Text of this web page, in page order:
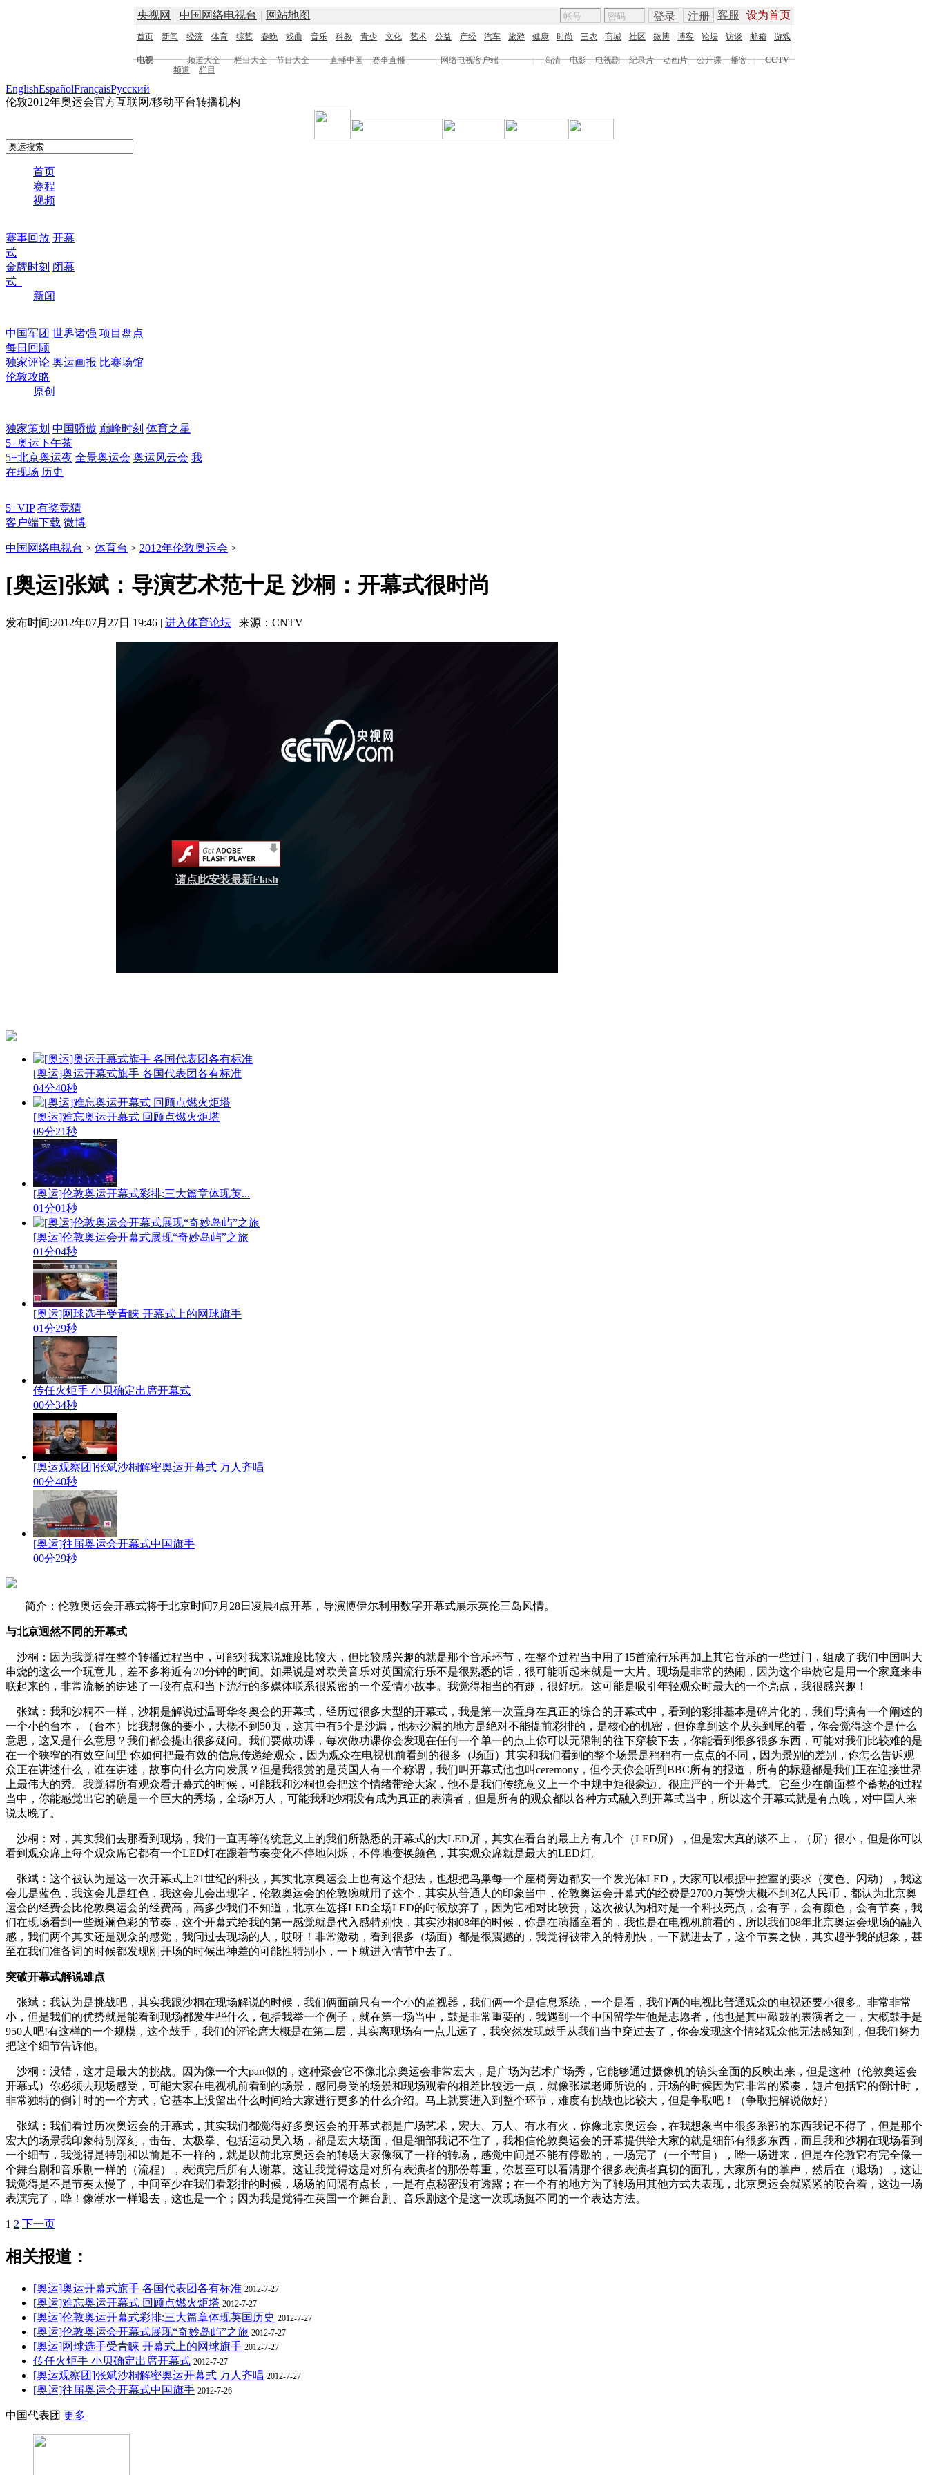
央视网 | 中国网络电视台 | 网站地图 客服 设为首页
登录 注册
首页 新闻 经济 体育 综艺 春晚 戏曲 音乐 科教 青少 文化 艺术 公益 产经 汽车 旅游 健康 时尚 三农 商城 社区 微博 博客 论坛 访谈 邮箱 游戏
电视 频道大全 栏目大全 节目大全 直播中国 赛事直播 网络电视客户端 | 高清 电影 电视剧 纪录片 动画片 公开课 播客 |
CCTV
频道
栏目
EnglishEspañolFrançaisPусский
伦敦2012年奥运会官方互联网/移动平台转播机构
首页
赛程
视频
赛事回放 开幕
式
金牌时刻 闭幕
式
新闻
中国军团 世界诸强 项目盘点
每日回顾
独家评论 奥运画报 比赛场馆
伦敦攻略
原创
独家策划 中国骄傲 巅峰时刻 体育之星
5+奥运下午茶
5+北京奥运夜 全景奥运会 奥运风云会 我
在现场 历史
5+VIP 有奖竞猜
客户端下载 微博
中国网络电视台 > 体育台 > 2012年伦敦奥运会 >
[奥运]张斌：导演艺术范十足 沙桐：开幕式很时尚
发布时间:2012年07月27日 19:46 | 进入体育论坛 | 来源：CNTV
请点此安装最新Flash
[奥运]奥运开幕式旗手 各国代表团各有标准
04分40秒
[奥运]难忘奥运开幕式 回顾点燃火炬塔
09分21秒
[奥运]伦敦奥运开幕式彩排:三大篇章体现英...
01分01秒
[奥运]伦敦奥运会开幕式展现“奇妙岛屿”之旅
01分04秒
[奥运]网球选手受青睐 开幕式上的网球旗手
01分29秒
传任火炬手 小贝确定出席开幕式
00分34秒
[奥运观察团]张斌沙桐解密奥运开幕式 万人齐唱
00分40秒
[奥运]往届奥运会开幕式中国旗手
00分29秒
简介：伦敦奥运会开幕式将于北京时间7月28日凌晨4点开幕，导演博伊尔利用数字开幕式展示英伦三岛风情。
与北京迥然不同的开幕式
沙桐：因为我觉得在整个转播过程当中，可能对我来说难度比较大，但比较感兴趣的就是那个音乐环节，在整个过程当中用了15首流行乐再加上其它音乐的一些过门，组成了我们中国叫大
串烧的这么一个玩意儿，差不多将近有20分钟的时间。如果说是对欧美音乐对英国流行乐不是很熟悉的话，很可能听起来就是一大片。现场是非常的热闹，因为这个串烧它是用一个家庭来串
联起来的，非常流畅的讲述了一段有点和当下流行的多媒体联系很紧密的一个爱情小故事。我觉得相当的有趣，很好玩。这可能是吸引年轻观众时最大的一个亮点，我很感兴趣！
张斌：我和沙桐不一样，沙桐是解说过温哥华冬奥会的开幕式，经历过很多大型的开幕式，我是第一次置身在真正的综合的开幕式中，看到的彩排基本是碎片化的，我们导演有一个阐述的
一个小的台本，（台本）比我想像的要小，大概不到50页，这其中有5个是沙漏，他标沙漏的地方是绝对不能提前彩排的，是核心的机密，但你拿到这个从头到尾的看，你会觉得这个是什么
意思，这又是什么意思？我们都会提出很多疑问。我们要做功课，每次做功课你会发现在任何一个单一的点上你可以无限制的往下穿梭下去，你能看到很多很多东西，可能对我们比较难的是
在一个狭窄的有效空间里 你如何把最有效的信息传递给观众，因为观众在电视机前看到的很多（场面）其实和我们看到的整个场景是稍稍有一点点的不同，因为景别的差别，你怎么告诉观
众正在讲述什么，谁在讲述，故事向什么方向发展？但是我很赏的是英国人有一个称谓，我们叫开幕式他也叫ceremony，但今天你会听到BBC所有的报道，所有的标题都是我们正在迎接世界
上最伟大的秀。我觉得所有观众看开幕式的时候，可能我和沙桐也会把这个情绪带给大家，他不是我们传统意义上一个中规中矩很豪迈、很庄严的一个开幕式。它至少在前面整个蓄热的过程
当中，你能感觉出它的确是一个巨大的秀场，全场8万人，可能我和沙桐没有成为真正的表演者，但是所有的观众都以各种方式融入到开幕式当中，所以这个开幕式就是有点晚，对中国人来
说太晚了。
沙桐：对，其实我们去那看到现场，我们一直再等传统意义上的我们所熟悉的开幕式的大LED屏，其实在看台的最上方有几个（LED屏），但是宏大真的谈不上，（屏）很小，但是你可以
看到观众席上每个观众席它都有一个LED灯在跟着节奏变化不停地闪烁，不停地变换颜色，其实观众席就是最大的LED灯。
张斌：这个被认为是这一次开幕式上21世纪的科技，其实北京奥运会上也有这个想法，也想把鸟巢每一个座椅旁边都安一个发光体LED，大家可以根据中控室的要求（变色、闪动），我这
会儿是蓝色，我这会儿是红色，我这会儿会出现字，伦敦奥运会的伦敦碗就用了这个，其实从普通人的印象当中，伦敦奥运会开幕式的经费是2700万英镑大概不到3亿人民币，都认为北京奥
运会的经费会比伦敦奥运会的经费高，高多少我们不知道，北京在选择LED全场LED的时候放弃了，因为它相对比较贵，这次被认为相对是一个科技亮点，会有字，会有颜色，会有节奏，我
们在现场看到一些斑斓色彩的节奏，这个开幕式给我的第一感觉就是代入感特别快，其实沙桐08年的时候，你是在演播室看的，我也是在电视机前看的，所以我们08年北京奥运会现场的融入
感，我们两个其实还是观众的感觉，我问过去现场的人，哎呀！非常激动，看到很多（场面）都是很震撼的，我觉得被带入的特别快，一下就进去了，这个节奏之快，其实超乎我的想象，甚
至在我们准备词的时候都发现刚开场的时候出神差的可能性特别小，一下就进入情节中去了。
突破开幕式解说难点
张斌：我认为是挑战吧，其实我跟沙桐在现场解说的时候，我们俩面前只有一个小的监视器，我们俩一个是信息系统，一个是看，我们俩的电视比普通观众的电视还要小很多。非常非常
小，但是我们的优势就是能看到现场都发生些什么，包括我举一个例子，就在第一场当中，鼓是非常重要的，我遇到一个中国留学生他是志愿者，他也是其中敲鼓的表演者之一，大概鼓手是
950人吧!有这样的一个规模，这个鼓手，我们的评论席大概是在第二层，其实离现场有一点儿远了，我突然发现鼓手从我们当中穿过去了，你会发现这个情绪观众他无法感知到，但我们努力
把这个细节告诉他。
沙桐：没错，这才是最大的挑战。因为像一个大part似的，这种聚会它不像北京奥运会非常宏大，是广场为艺术广场秀，它能够通过摄像机的镜头全面的反映出来，但是这种（伦敦奥运会
开幕式）你必须去现场感受，可能大家在电视机前看到的场景，感同身受的场景和现场观看的相差比较远一点，就像张斌老师所说的，开场的时候因为它非常的紧凑，短片包括它的倒计时，
非常独特的倒计时的一个方式，它基本上没留出什么时间给大家进行更多的什么介绍。马上就要进入到整个环节，难度有挑战也比较大，但是争取吧！（争取把解说做好）
张斌：我们看过历次奥运会的开幕式，其实我们都觉得好多奥运会的开幕式都是广场艺术，宏大、万人、有水有火，你像北京奥运会，在我想象当中很多系部的东西我记不得了，但是那个
宏大的场景我印象特别深刻，击缶、太极拳、包括运动员入场，都是宏大场面，但是细部我记不住了，我相信伦敦奥运会的开幕提供给大家的就是细部有很多东西，而且我和沙桐在现场看到
一个细节，我觉得是特别和以前是不一样的，就是以前北京奥运会的转场大家像疯了一样的转场，感觉中间是不能有停歇的，一场完了（一个节目），哗一场进来，但是在伦敦它有完全像一
个舞台剧和音乐剧一样的（流程），表演完后所有人谢幕。这让我觉得这是对所有表演者的那份尊重，你甚至可以看清那个很多表演者真切的面孔，大家所有的掌声，然后在（退场），这让
我觉得是不是节奏太慢了，中间至少在我们看彩排的时候，场场的间隔有点长，一是有点秘密没有透露；在一个有的地方为了转场用其他方式去表现，北京奥运会就紧紧的咬合着，这边一场
表演完了，哗！像潮水一样退去，这也是一个；因为我是觉得在英国一个舞台剧、音乐剧这个是这一次现场挺不同的一个表达方法。
1 2 下一页
相关报道：
[奥运]奥运开幕式旗手 各国代表团各有标准 2012-7-27
[奥运]难忘奥运开幕式 回顾点燃火炬塔 2012-7-27
[奥运]伦敦奥运开幕式彩排:三大篇章体现英国历史 2012-7-27
[奥运]伦敦奥运会开幕式展现“奇妙岛屿”之旅 2012-7-27
[奥运]网球选手受青睐 开幕式上的网球旗手 2012-7-27
传任火炬手 小贝确定出席开幕式 2012-7-27
[奥运观察团]张斌沙桐解密奥运开幕式 万人齐唱 2012-7-27
[奥运]往届奥运会开幕式中国旗手 2012-7-26
中国代表团 更多